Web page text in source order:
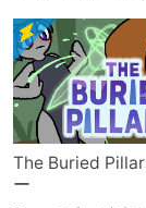
The Buried
ー